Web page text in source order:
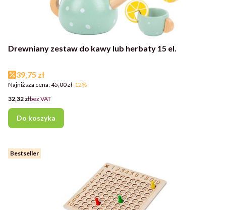
Drewniany zestaw do kawy lub herbaty 15 el.
Cena promocyjna
39,75 zł
Najniższa cena:45,00 zł-12%
Cena
32,32 złbez VAT
Do koszyka
Bestseller